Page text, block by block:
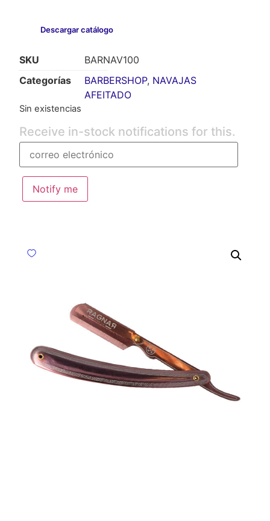
Descargar catálogo
SKU
BARNAV100
Categorías
BARBERSHOP, NAVAJAS
AFEITADO
Sin existencias
Receive in-stock notifications for this.
Notify me